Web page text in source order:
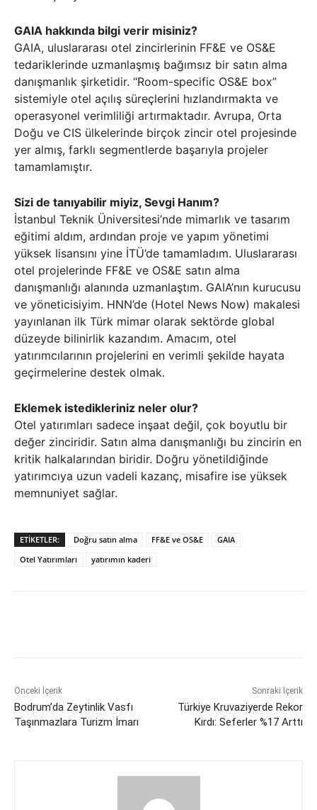
GAIA hakkında bilgi verir misiniz?
GAIA, uluslararası otel zincirlerinin FF&E ve OS&E
tedariklerinde uzmanlaşmış bağımsız bir satın alma
danışmanlık şirketidir. “Room-specific OS&E box”
sistemiyle otel açılış süreçlerini hızlandırmakta ve
operasyonel verimliliği artırmaktadır. Avrupa, Orta
Doğu ve CIS ülkelerinde birçok zincir otel projesinde
yer almış, farklı segmentlerde başarıyla projeler
tamamlamıştır.
Sizi de tanıyabilir miyiz, Sevgi Hanım?
İstanbul Teknik Üniversitesi’nde mimarlık ve tasarım
eğitimi aldım, ardından proje ve yapım yönetimi
yüksek lisansını yine İTÜ’de tamamladım. Uluslararası
otel projelerinde FF&E ve OS&E satın alma
danışmanlığı alanında uzmanlaştım. GAIA’nın kurucusu
ve yöneticisiyim. HNN’de (Hotel News Now) makalesi
yayınlanan ilk Türk mimar olarak sektörde global
düzeyde bilinirlik kazandım. Amacım, otel
yatırımcılarının projelerini en verimli şekilde hayata
geçirmelerine destek olmak.
Eklemek istedikleriniz neler olur?
Otel yatırımları sadece inşaat değil, çok boyutlu bir
değer zinciridir. Satın alma danışmanlığı bu zincirin en
kritik halkalarından biridir. Doğru yönetildiğinde
yatırımcıya uzun vadeli kazanç, misafire ise yüksek
memnuniyet sağlar.
ETIKETLER: Doğru satın alma FF&E ve OS&E
GAIA
Otel Yatırımları
yatırımın kaderi
Önceki İçerik
Bodrum’da Zeytinlik Vasfı
Taşınmazlara Turizm İmarı
Sonraki İçerik
Türkiye Kruvaziyerde Rekor
Kırdı: Seferler %17 Arttı